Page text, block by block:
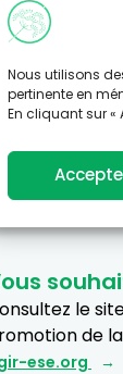
Nous utilisons
pertinente en
En cliquant sur «
», réalisée
le
de
ese.org